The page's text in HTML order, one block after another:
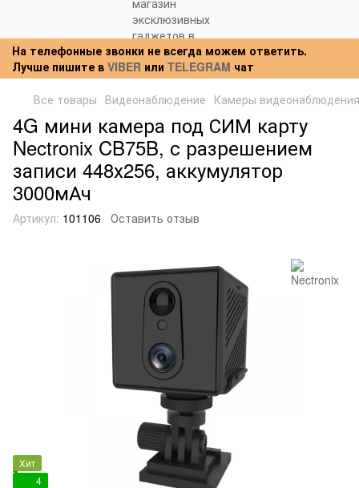
На телефонные звонки не всегда можем ответить.
Лучше пишите в VIBER или TELEGRAM чат
Все товары Видеонаблюдение Камеры видеонаблюдения
4G мини камера под СИМ карту
Nectronix CB75B, с разрешением
записи 448х256, аккумулятор
3000мАч
Артикул: 101106 Оставить отзыв
Хит
4